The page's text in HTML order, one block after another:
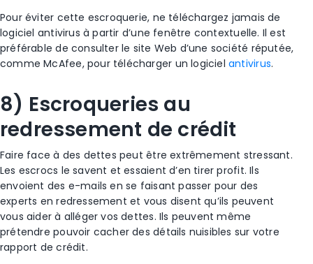
Pour éviter cette escroquerie, ne téléchargez jamais de
logiciel antivirus à partir d’une fenêtre contextuelle. Il est
préférable de consulter le site Web d’une société réputée,
comme McAfee, pour télécharger un logicielantivirus.
8) Escroqueries au
redressement de crédit
Faire face à des dettes peut être extrêmement stressant.
Les escrocs le savent et essaient d’en tirer profit. Ils
envoient des e-mails en se faisant passer pour des
experts en redressement et vous disent qu’ils peuvent
vous aider à alléger vos dettes. Ils peuvent même
prétendre pouvoir cacher des détails nuisibles sur votre
rapport de crédit.